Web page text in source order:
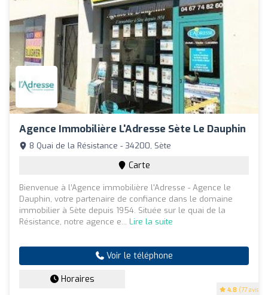
Agence Immobilière L'Adresse Sète Le Dauphin
4.8 (77 avis)
8 Quai de la Résistance - 34200, Sète
Carte
Bienvenue à l’Agence immobilière l'Adresse - Agence le
Dauphin, votre partenaire de confiance dans le domaine
immobilier à Sète depuis 1954. Située sur le quai de la
Résistance, notre agence e... Lire la suite
Voir le téléphone
Horaires